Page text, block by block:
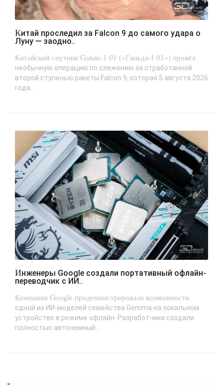
Китай проследил за Falcon 9 до самого удара о
Луну — заодно..
Китайский спутник Gande-1 01 («Ганьдэ-1 01») провёл
необычную операцию по слежению за отработанной
второй ступенью ракеты Falcon 9, которая 5 августа 2026
года...
Инженеры Google создали портативный офлайн-
переводчик с ИИ..
Компания Google продемонстрировала возможности
одной из ИИ-моделей семейства Gemma на локальном
устройстве в режиме офлайн. Разработчики создали
полностью автономный...